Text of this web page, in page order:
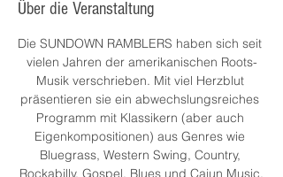
Über die Veranstaltung
Die SUNDOWN RAMBLERS haben sich seit
vielen Jahren der amerikanischen Roots-
Musik verschrieben. Mit viel Herzblut
präsentieren sie ein abwechslungsreiches
Programm mit Klassikern (aber auch
Eigenkompositionen) aus Genres wie
Bluegrass, Western Swing, Country,
Rockabilly, Gospel, Blues und Cajun Music.